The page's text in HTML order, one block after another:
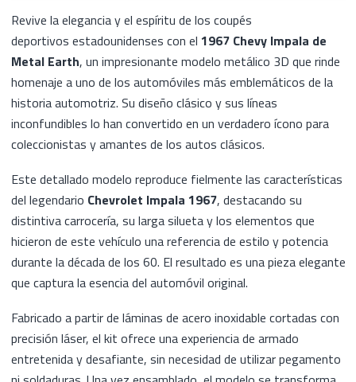
Revive la elegancia y el espíritu de los coupés
deportivos estadounidenses con el 1967 Chevy Impala de
Metal Earth, un impresionante modelo metálico 3D que rinde
homenaje a uno de los automóviles más emblemáticos de la
historia automotriz. Su diseño clásico y sus líneas
inconfundibles lo han convertido en un verdadero ícono para
coleccionistas y amantes de los autos clásicos.
Este detallado modelo reproduce fielmente las características
del legendario Chevrolet Impala 1967, destacando su
distintiva carrocería, su larga silueta y los elementos que
hicieron de este vehículo una referencia de estilo y potencia
durante la década de los 60. El resultado es una pieza elegante
que captura la esencia del automóvil original.
Fabricado a partir de láminas de acero inoxidable cortadas con
precisión láser, el kit ofrece una experiencia de armado
entretenida y desafiante, sin necesidad de utilizar pegamento